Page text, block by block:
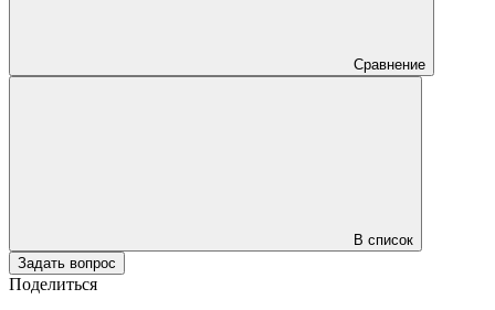
Сравнение
В список
Задать вопрос
Поделиться